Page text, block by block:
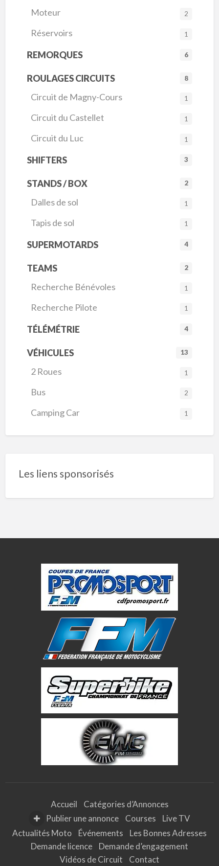
Moteur 2
Réservoirs 1
REMORQUES 6
ROULAGES CIRCUITS 8
Circuit de Magny-Cours 1
Circuit du Castellet 1
Circuit du Luc 1
SHIFTERS 3
STANDS / BOX 2
Dalles de sol 1
Tapis de sol 1
SUPERMOTARDS 4
TEAMS 2
Recherche Bénévoles 1
Recherche Pilote 1
TÉLÉMÉTRIE 4
VÉHICULES 13
2 Roues 1
Bus 2
Camping Car 1
Les liens sponsorisés
Accueil
Catégories d’Annonces
Publier une annonce
Courses
Live TV
Actualités Moto
Événements
Les Bonnes Adresses
Demande licence
Demande d’engagement
Vidéos de Circuit
Contact